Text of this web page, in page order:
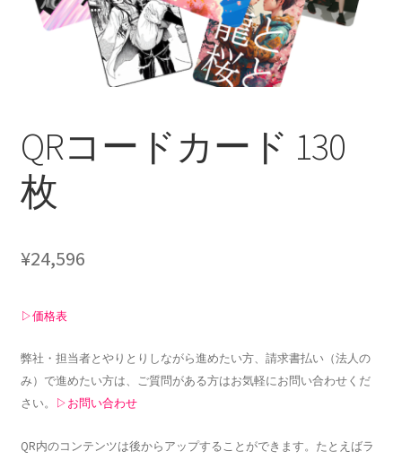
QRコードカード 130
枚
¥24,596
▷価格表
弊社・担当者とやりとりしながら進めたい方、請求書払い（法人の
み）で進めたい方は、ご質問がある方はお気軽にお問い合わせくだ
さい。
▷お問い合わせ
QR内のコンテンツは後からアップすることができます。たとえばラ